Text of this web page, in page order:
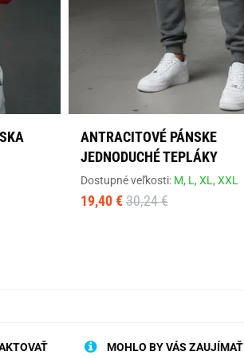
ANTRACITOVÉ PÁNSKE
JEDNODUCHÉ TEPLÁKY
Dostupné veľkosti: M, L,XL,XXL
19,40 € 30,24 €
MOHLO BY VÁS ZAUJÍMAŤ